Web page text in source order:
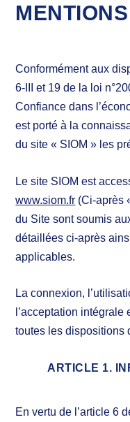
Conformément aux
6-III et 19 de la loi
Confiance dans
est porté à la
du site « SIOM » les
Le site SIOM est
www.siom.fr (Ci-après
du Site sont soumis
détaillées ci-après
applicables.
La connexion,
l’acceptation intégrale
toutes les dispositions
ARTICLE 1.
En vertu de l’article 6